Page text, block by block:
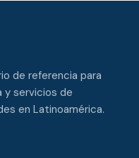
de referencia para
y servicios de
en Latinoamérica.